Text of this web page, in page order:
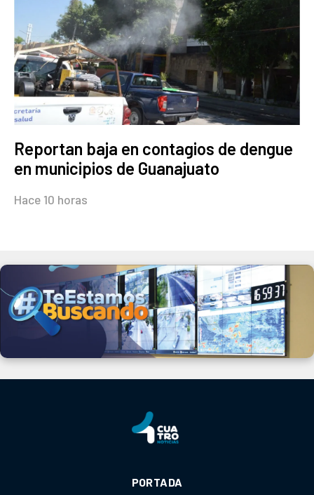
Reportan baja en contagios de dengue
en municipios de Guanajuato
Hace 10 horas
PORTADA